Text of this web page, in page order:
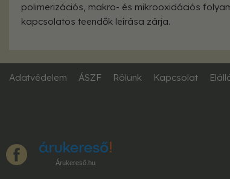
polimerizációs, makro- és mikrooxidációs
kapcsolatos teendők leírása zárja.
Adatvédelem ÁSZF Rólunk Kapcsolat
Árukereső.hu